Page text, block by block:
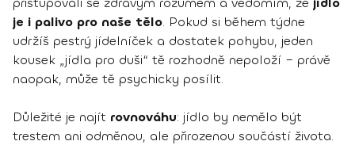
je i palivo pro naše tělo. Pokud si během týdne
udržíš pestrý jídelníček a dostatek pohybu, jeden
kousek „jídla pro duši“ tě rozhodně nepoloží – právě
naopak, může tě psychicky posílit.
Důležité je najít rovnováhu: jídlo by nemělo být
trestem ani odměnou, ale přirozenou součástí života.